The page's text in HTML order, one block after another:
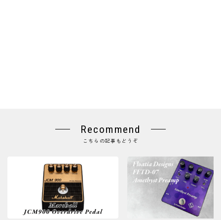
Recommend
こちらの記事もどうぞ